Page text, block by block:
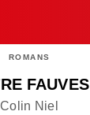
ROMANS
FAUVES
Colin Niel